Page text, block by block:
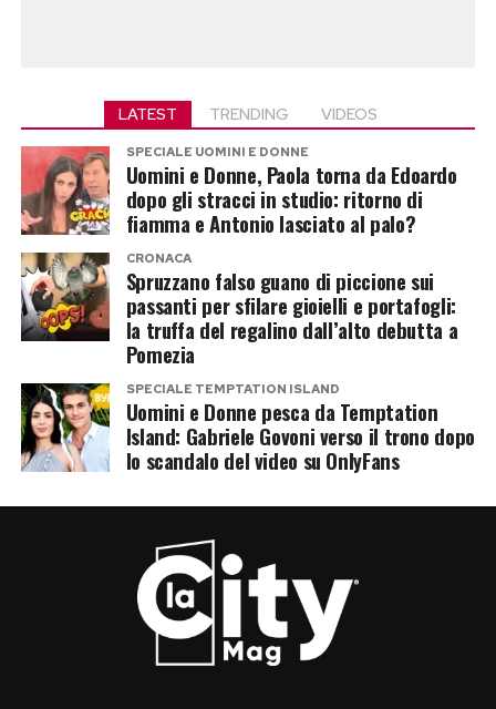
LATEST TRENDING VIDEOS
SPECIALE UOMINI E DONNE
Uomini e Donne, Paola torna da Edoardo
dopo gli stracci in studio: ritorno di
fiamma e Antonio lasciato al palo?
CRONACA
Spruzzano falso guano di piccione sui
passanti per sfilare gioielli e portafogli:
la truffa del regalino dall’alto debutta a
Pomezia
SPECIALE TEMPTATION ISLAND
Uomini e Donne pesca da Temptation
Island: Gabriele Govoni verso il trono dopo
lo scandalo del video su OnlyFans